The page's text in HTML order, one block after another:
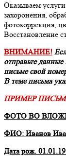
Оказываем
захоронения,
фотокоррекция,
Восстановление
ВНИМАНИЕ!
отправьте
письме свой
В теме письма
ПРИМЕР
ФОТО ВО
ФИО: Иванов
Дата рож.